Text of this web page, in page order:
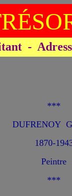
-
***
DUFRENOY
1870-
Peintre
***